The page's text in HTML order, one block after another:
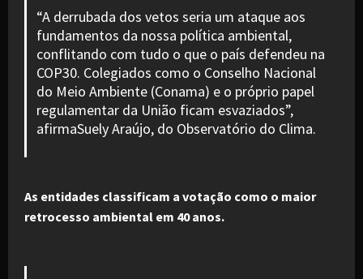
“A derrubada dos vetos seria um ataque aos
fundamentos da nossa política ambiental,
conflitando com tudo o que o país defendeu na
COP30. Colegiados como o Conselho Nacional
do Meio Ambiente (Conama) e o próprio papel
regulamentar da União ficam esvaziados”,
afirmaSuely Araújo, do Observatório do Clima.
As entidades classificam a votação como o maior
retrocesso ambiental em 40 anos.